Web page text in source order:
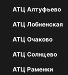
АТЦ Алтуфьево
АТЦ Лобненская
АТЦ Очаково
АТЦ Солнцево
АТЦ Раменки